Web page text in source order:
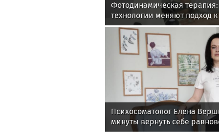
Фотодинамическая
технологии меняют подход
онкологии
Психосоматолог Елена
минуты вернуть себе